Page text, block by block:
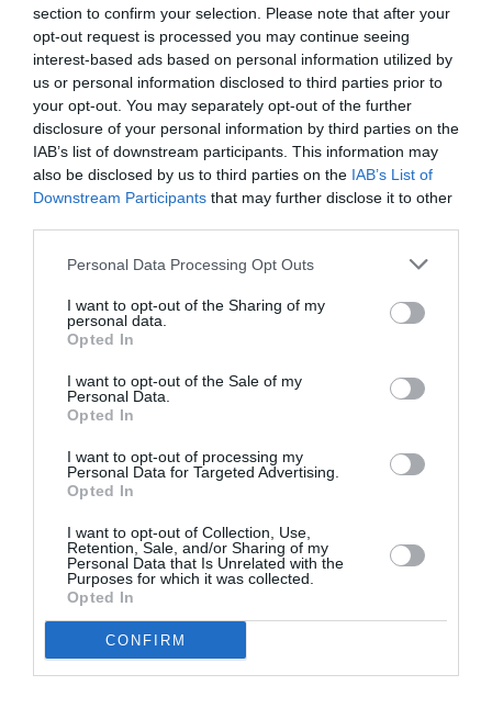
section to confirm your selection. Please note that after your
opt-out request is processed you may continue seeing
interest-based ads based on personal information utilized by
us or personal information disclosed to third parties prior to
your opt-out. You may separately opt-out of the further
disclosure of your personal information by third parties on the
IAB’s list of downstream participants. This information may
also be disclosed by us to third parties on the IAB’s List of
Downstream Participants that may further disclose it to other
Personal Data Processing Opt Outs
I want to opt-out of the Sharing of my
personal data.
Opted In
I want to opt-out of the Sale of my
Personal Data.
Opted In
I want to opt-out of processing my
Personal Data for Targeted Advertising.
Opted In
I want to opt-out of Collection, Use,
Retention, Sale, and/or Sharing of my
Personal Data that Is Unrelated with the
Purposes for which it was collected.
Opted In
CONFIRM
LAISSER UN COMMENTAIRE
FAIRE UN DON
Appel aux lecteurs !
atplhkt a commenté l'article :
Contrôles aux frontières entre l’Espagne et l’Italie : des
arrivées plus longues, des correspondances à risque